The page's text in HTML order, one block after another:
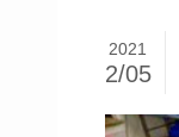
2021
2/05